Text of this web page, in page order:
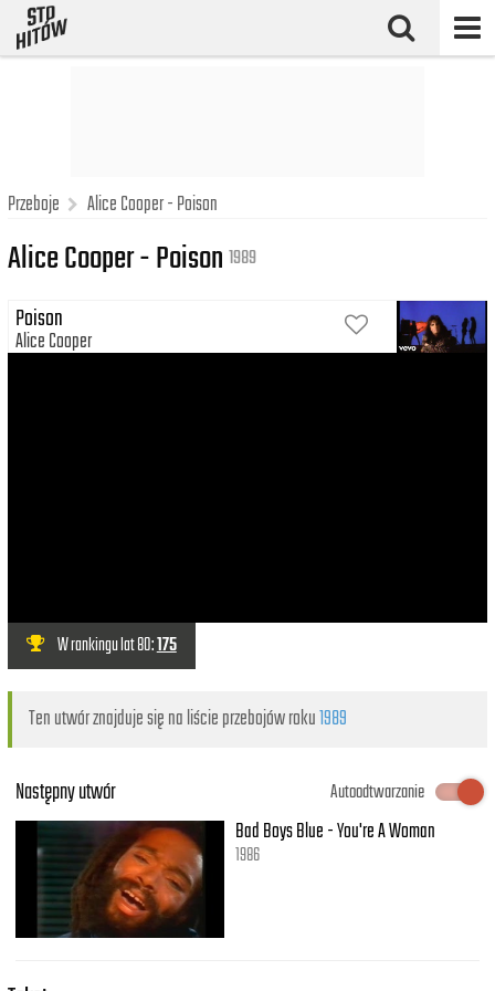
Przeboje Alice Cooper - Poison
Alice Cooper - Poison 1989
Poison
Alice Cooper
W rankingu lat 80:175
Ten utwór znajduje się na liście przebojów roku1989
Następny utwór
Autoodtwarzanie
Bad Boys Blue - You're A Woman
1986